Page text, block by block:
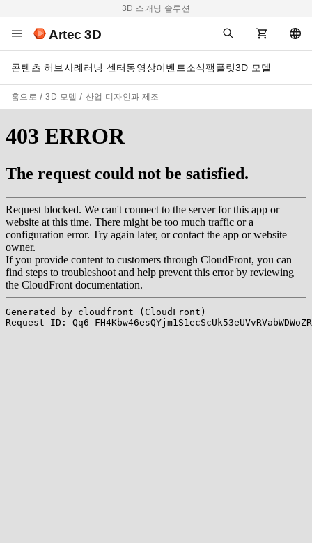
3D 스캐닝 솔루션
Artec 3D
콘텐츠 허브사례러닝 센터동영상이벤트소식팸플릿3D 모델
홈으로 3D 모델 산업 디자인과 제조